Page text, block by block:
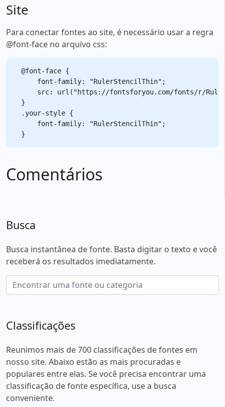
Site
Para conectar fontes ao site, é necessário usar a regra
@font-face no arquivo css:
@font-face {
    font-family: "RulerStencilThin";
src: url("https://fontsforyou.com/fonts/r/
}
.your-style {
    font-family: "RulerStencilThin";
Comentários
Busca
Busca instantânea de fonte. Basta digitar o texto e você
receberá os resultados imediatamente.
Classificações
Reunimos mais de 700 classificações de fontes em
nosso site. Abaixo estão as mais procuradas e
populares entre elas. Se você precisa encontrar uma
classificação de fonte específica, use a busca
conveniente.